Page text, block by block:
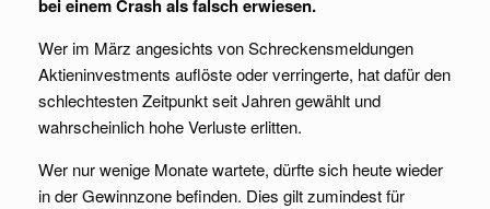
bei einem Crash als falsch erwiesen.
Wer im März angesichts von Schreckensmeldungen
Aktieninvestments auflöste oder verringerte, hat dafür den
schlechtesten Zeitpunkt seit Jahren gewählt und
wahrscheinlich hohe Verluste erlitten.
Wer nur wenige Monate wartete, dürfte sich heute wieder
in der Gewinnzone befinden. Dies gilt zumindest für